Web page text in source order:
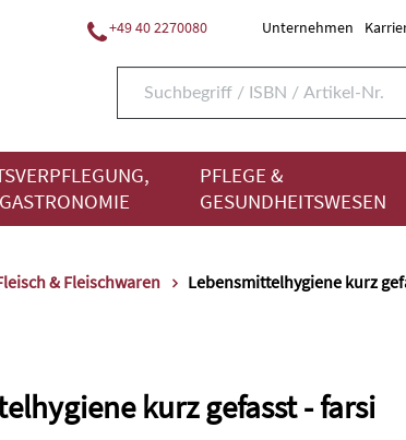
+49 40 2270080 Unternehmen
PFLEGE &
GESUNDHEITSWESEN
& Fleischwaren Lebensmittelhygiene kurz
kurz gefasst - farsi